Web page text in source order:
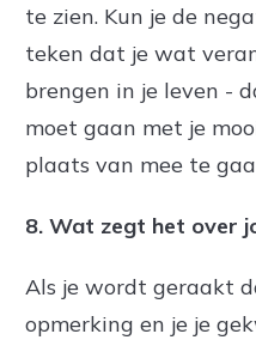
te zien. Kun je de
teken dat je wat
brengen in je leven -
moet gaan met je
plaats van mee te
8. Wat zegt het over
Als je wordt geraakt
opmerking en je je